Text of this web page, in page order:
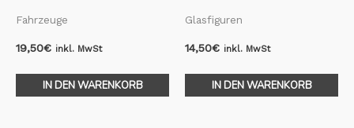
Fahrzeuge
19,50€ inkl. MwSt
IN DEN WARENKORB
Glasfiguren
14,50€ inkl. MwSt
IN DEN WARENKORB